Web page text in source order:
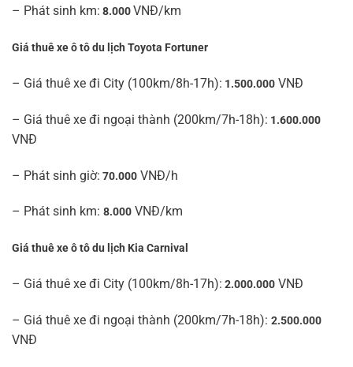
– Phát sinh km: 8.000VNĐ/km
Giá thuê xe ô tô du lịch Toyota Fortuner
– Giá thuê xe đi City (100km/8h-17h): 1.500.000 VNĐ
– Giá thuê xe đi ngoại thành (200km/7h-18h): 1.600.000
VNĐ
– Phát sinh giờ: 70.000 VNĐ/h
– Phát sinh km: 8.000 VNĐ/km
Giá thuê xe ô tô du lịch Kia Carnival
– Giá thuê xe đi City (100km/8h-17h): 2.000.000 VNĐ
– Giá thuê xe đi ngoại thành (200km/7h-18h): 2.500.000
VNĐ